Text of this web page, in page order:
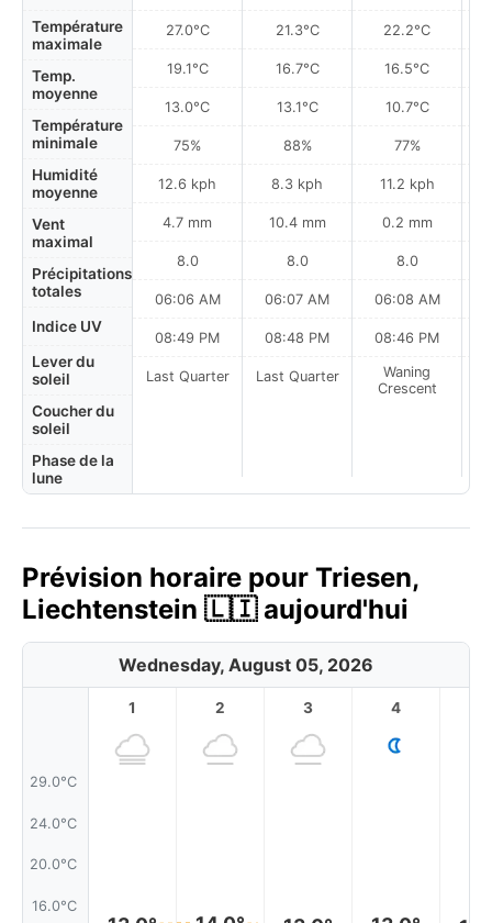
Température
maximale
Temp.
moyenne
Température
minimale
Humidité
moyenne
Vent
maximal
Précipitations
totales
Indice UV
Lever du
soleil
Coucher du
soleil
Phase de la
lune
27.0°C
19.1°C
13.0°C
75%
12.6 kph
4.7 mm
8.0
06:06 AM
08:49 PM
Last Quarter
21.3°C
16.7°C
13.1°C
88%
8.3 kph
10.4 mm
8.0
06:07 AM
08:48 PM
Last Quarter
22.2°C
16.5°C
10.7°C
77%
11.2 kph
0.2 mm
8.0
06:08 AM
08:46 PM
Waning
Crescent
Prévision horaire pour Triesen,
Liechtenstein 🇱🇮 aujourd'hui
Wednesday, August 05, 2026
29.0°C
24.0°C
20.0°C
16.0°C
1 2 3 4